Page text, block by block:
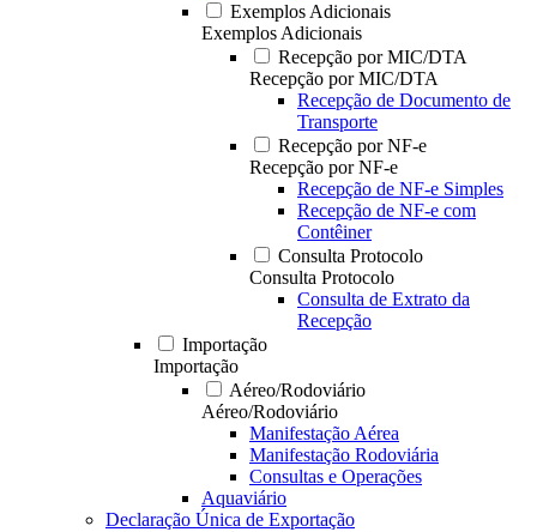
Exemplos Adicionais
Exemplos Adicionais
Recepção por MIC/DTA
Recepção por MIC/DTA
Recepção de Documento de
Transporte
Recepção por NF-e
Recepção por NF-e
Recepção de NF-e Simples
Recepção de NF-e com
Contêiner
Consulta Protocolo
Consulta Protocolo
Consulta de Extrato da
Recepção
Importação
Importação
Aéreo/Rodoviário
Aéreo/Rodoviário
Manifestação Aérea
Manifestação Rodoviária
Consultas e Operações
Aquaviário
Declaração Única de Exportação